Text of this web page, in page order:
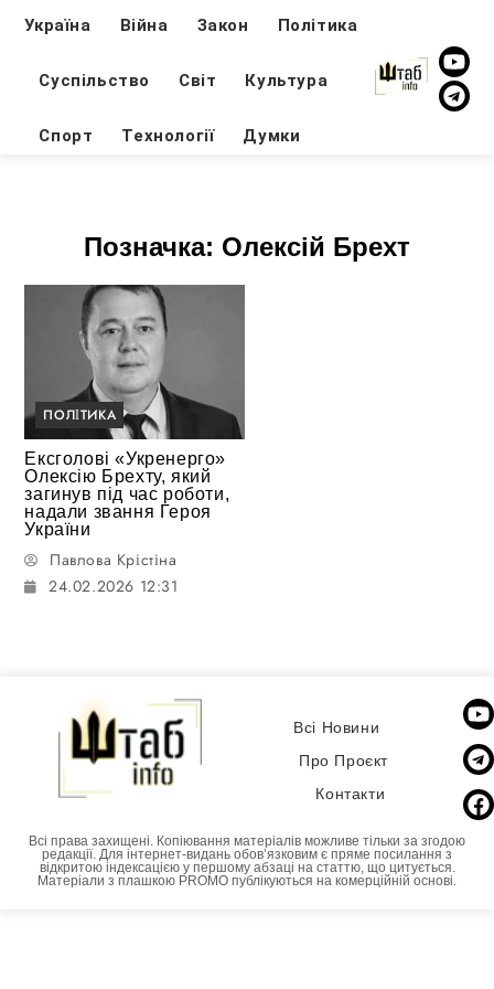
Україна Війна Закон Політика
Суспільство Світ Культура
Спорт Технології Думки
Позначка: Олексій Брехт
ПОЛІТИКА
Ексголові «Укренерго»
Олексію Брехту, який
загинув під час роботи,
надали звання Героя
України
Павлова Крістіна
24.02.2026 12:31
Всі Новини
Про Проєкт
Контакти
Всі права захищені. Копіювання матеріалів можливе тільки за згодою
редакції. Для інтернет-видань обовʼязковим є пряме посилання з
відкритою індексацією у першому абзаці на статтю, що цитується.
Матеріали з плашкою PROMO публікуються на комерційній основі.